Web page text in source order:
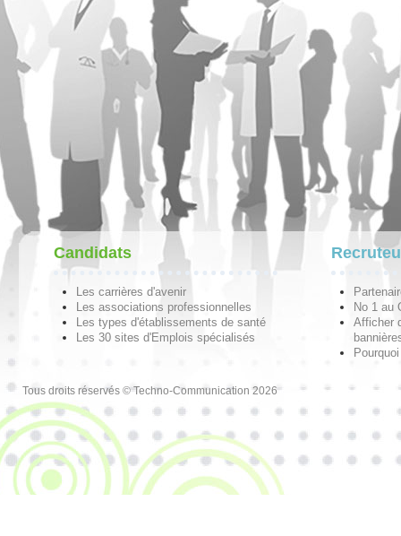
Candidats
Les carrières d'avenir
Les associations professionnelles
Les types d'établissements de santé
Les 30 sites d'Emplois spécialisés
No 1 au
Afficher
Tous droits réservés © Techno-Communication 2026